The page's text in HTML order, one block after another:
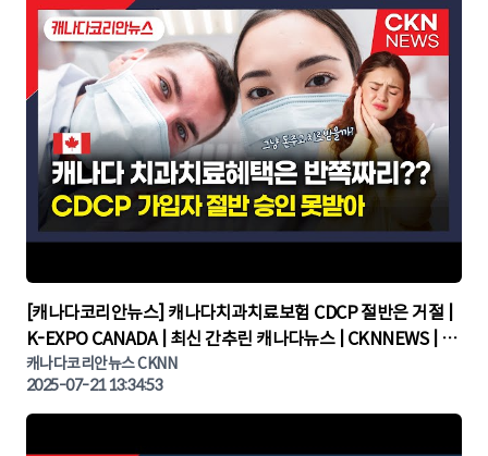
▶
[캐나다코리안뉴스] 캐나다치과치료보험 CDCP 절반은 거절 |
K-EXPO CANADA | 최신 간추린 캐나다뉴스 | CKNNEWS | 캐
나다뉴스 | 토론토뉴스
캐나다코리안뉴스 CKNN
2025-07-21 13:34:53